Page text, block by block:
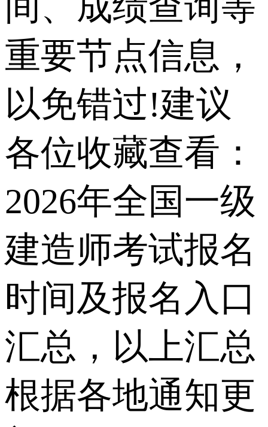
重要节点信息，
以免错过!建议
各位收藏查看：
2026年全国一级
建造师考试报名
时间及报名入口
汇总，以上汇总
根据各地通知更